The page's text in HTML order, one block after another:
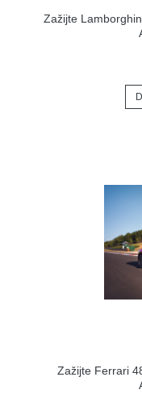
Zažijte
Zažijte Ferrari